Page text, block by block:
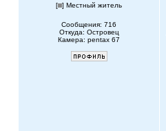
[ ] Местный житель
Сообщения: 716
Откуда: Островец
Камера: pentax 67